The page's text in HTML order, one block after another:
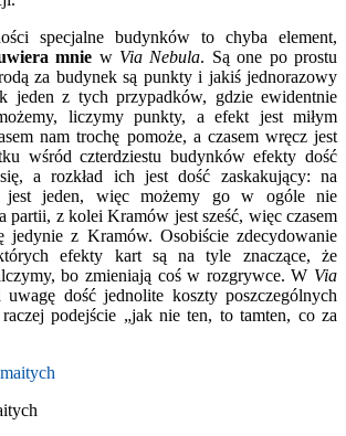
specjalne budynków to chyba element,
mnie w Via Nebula. Są one po prostu
za budynek są punkty i jakiś jednorazowy
jeden z tych przypadków, gdzie ewidentnie
liczymy punkty, a efekt jest miłym
nam trochę pomoże, a czasem wręcz jest
wśród czterdziestu budynków efekty dość
a rozkład ich jest dość zaskakujący: na
jest jeden, więc możemy go w ogóle nie
partii, z kolei Kramów jest sześć, więc czasem
jedynie z Kramów. Osobiście zdecydowanie
efekty kart są na tyle znaczące, że
bo zmieniają coś w rozgrywce. W Via
dość jednolite koszty poszczególnych
podejście „jak nie ten, to tamten, co za